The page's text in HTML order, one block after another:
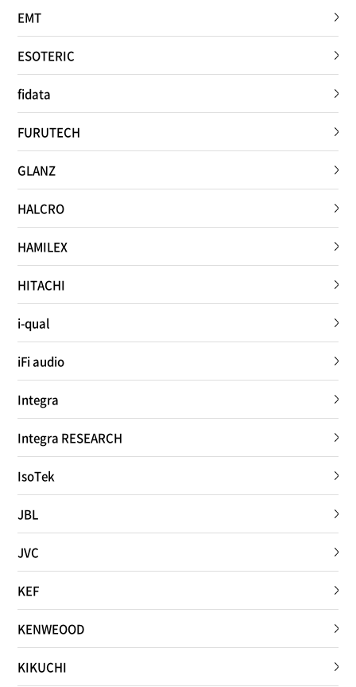
EMT
ESOTERIC
fidata
FURUTECH
GLANZ
HALCRO
HAMILEX
HITACHI
i-qual
iFi audio
Integra
Integra RESEARCH
IsoTek
JBL
JVC
KEF
KENWEOOD
KIKUCHI